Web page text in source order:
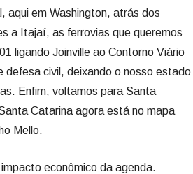
aqui em Washington, atrás dos
a Itajaí, as ferrovias que queremos
ligando Joinville ao Contorno Viário
defesa civil, deixando o nosso estado
Enfim, voltamos para Santa
Catarina agora está no mapa
Mello.
econômico da agenda.